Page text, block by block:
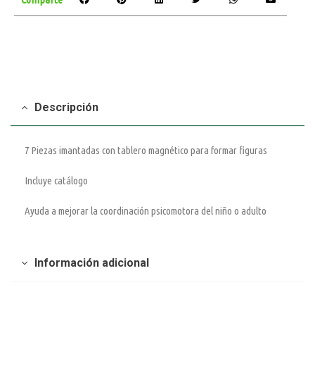
Descripción
7 Piezas imantadas con tablero magnético para formar figuras
Incluye catálogo
Ayuda a mejorar la coordinación psicomotora del niño o adulto
Información adicional